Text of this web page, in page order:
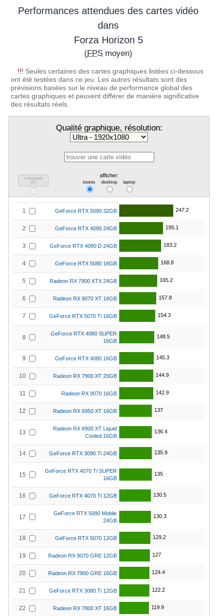
Performances attendues des cartes vidéo
dans
Forza Horizon 5
(FPS moyen)
!!! Seules certaines des cartes graphiques listées ci-dessous
ont été testées dans ce jeu. Les autres résultats sont des
prévisions basées sur le niveau de performance global des
cartes graphiques et peuvent différer de manière significative
des résultats réels.
Qualité graphique, résolution:
comparer
(0)
afficher:
toutes desktop laptop
1 GeForce RTX 5090 32GB 247.2
2 GeForce RTX 4090 24GB 195.1
3 GeForce RTX 4090 D 24GB 183.2
4 GeForce RTX 5080 16GB 168.8
5 Radeon RX 7900 XTX 24GB 165.2
6 Radeon RX 9070 XT 16GB 157.8
7 GeForce RTX 5070 Ti 16GB 154.3
8
GeForce RTX 4080 SUPER
16GB
148.5
9 GeForce RTX 4080 16GB 145.3
10 Radeon RX 7900 XT 20GB 144.9
11 Radeon RX 9070 16GB 142.9
12 Radeon RX 6950 XT 16GB 137
13
Radeon RX 6900 XT Liquid
Cooled 16GB
136.4
14 GeForce RTX 3090 Ti 24GB 135.9
15
GeForce RTX 4070 Ti SUPER
16GB
135
16 GeForce RTX 4070 Ti 12GB 130.5
17
GeForce RTX 5090 Mobile
24GB
130.3
18 GeForce RTX 5070 12GB 129.2
19 Radeon RX 9070 GRE 12GB 127
20 Radeon RX 7900 GRE 16GB 124.4
21 GeForce RTX 3080 Ti 12GB 122.2
22 Radeon RX 7800 XT 16GB 119.9